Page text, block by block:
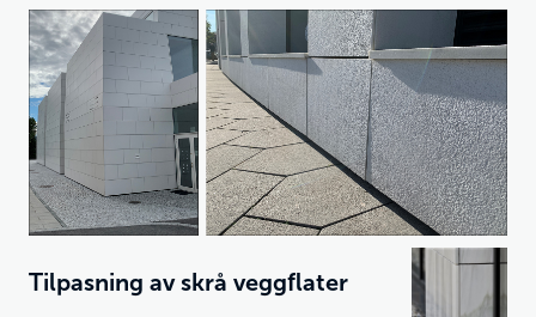
Tilpasning av skrå veggflater